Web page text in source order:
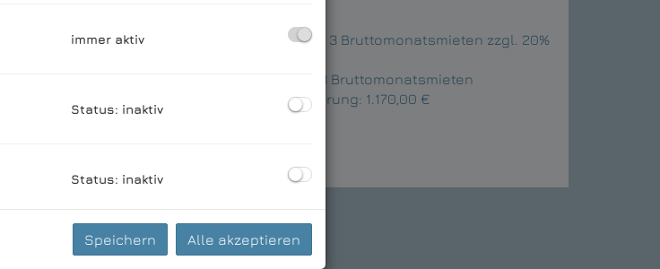
Provision:
3 Bruttomonatsmieten zzgl. 20%
3 Bruttomonatsmieten
Vergebührung: 1.170,00 €
immer aktiv
Status: inaktiv
Status: inaktiv
Speichern Alle akzeptieren